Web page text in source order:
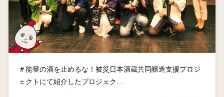
＃能登の酒を止めるな！被災日本酒蔵共同醸造支援プロジ
ェクトにて紹介したプロジェク…